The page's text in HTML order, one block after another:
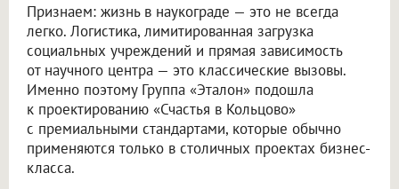
Признаем: жизнь в наукограде — это не всегда
легко. Логистика, лимитированная загрузка
социальных учреждений и прямая зависимость
от научного центра — это классические вызовы.
Именно поэтому Группа «Эталон» подошла
к проектированию «Счастья в Кольцово»
с премиальными стандартами, которые обычно
применяются только в столичных проектах бизнес-
класса.